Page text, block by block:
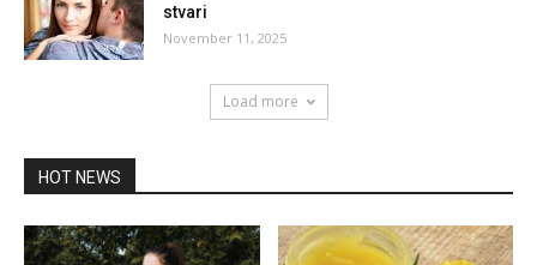
stvari
November 11, 2025
Load more
HOT NEWS